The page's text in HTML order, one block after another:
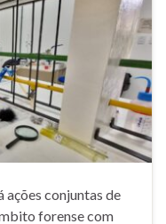
conjuntas de
forense com